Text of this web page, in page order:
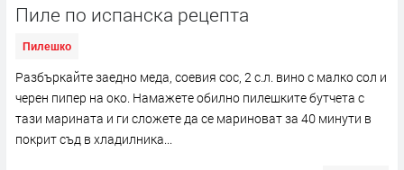
Пиле по испанска рецепта
Пилешко
Разбъркайте заедно меда, соевия сос, 2 с.л. вино с малко сол и
черен пипер на око. Намажете обилно пилешките бутчета с
тази марината и ги сложете да се мариноват за 40 минути в
покрит съд в хладилника...